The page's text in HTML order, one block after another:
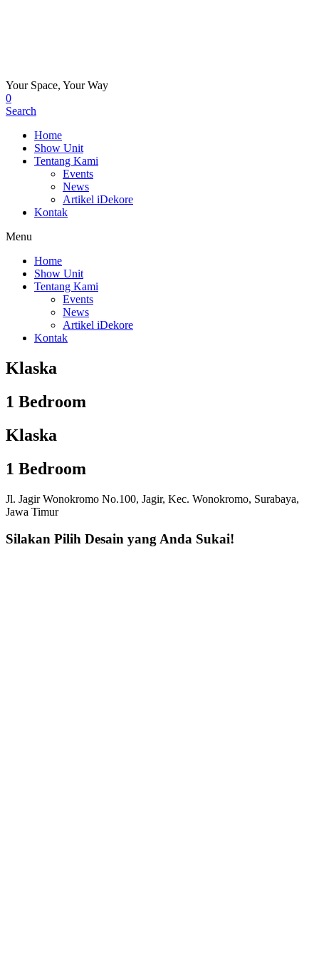
Your Space, Your Way
0
Search
Home
Show Unit
Tentang Kami
Events
News
Artikel iDekore
Kontak
Menu
Home
Show Unit
Tentang Kami
Events
News
Artikel iDekore
Kontak
Klaska
1 Bedroom
Klaska
1 Bedroom
Jl. Jagir Wonokromo No.100, Jagir, Kec. Wonokromo, Surabaya,
Jawa Timur
Silakan Pilih Desain yang Anda Sukai!